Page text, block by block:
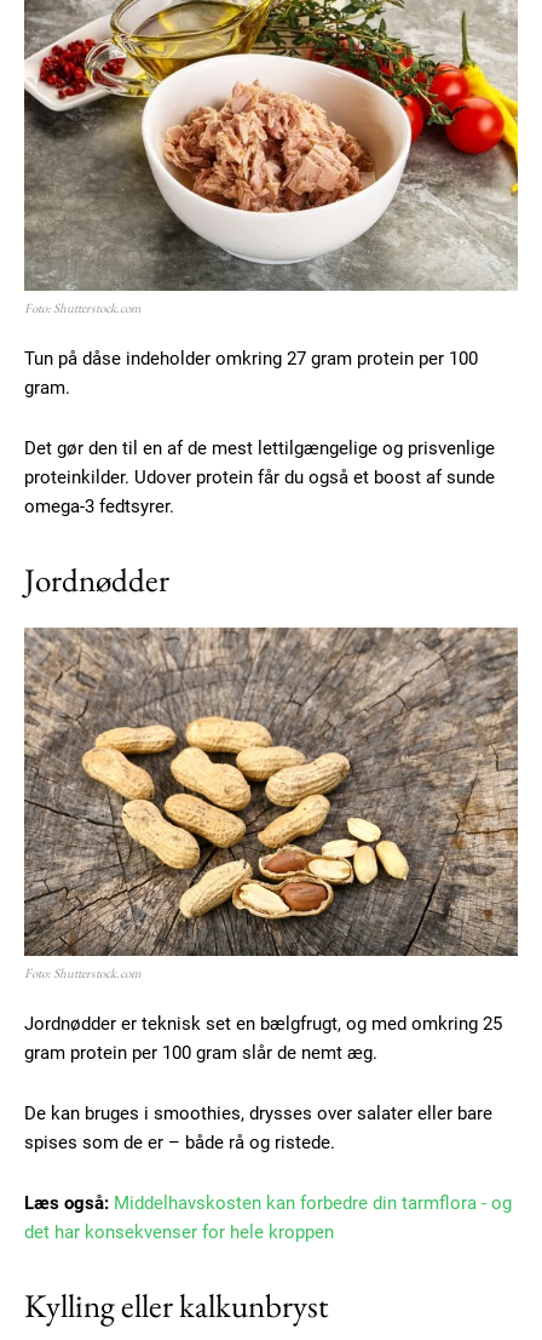
Foto: Shutterstock.com
Tun på dåse indeholder omkring 27 gram protein per 100
gram.
Det gør den til en af de mest lettilgængelige og prisvenlige
proteinkilder. Udover protein får du også et boost af sunde
omega-3 fedtsyrer.
Jordnødder
Foto: Shutterstock.com
Jordnødder er teknisk set en bælgfrugt, og med omkring 25
gram protein per 100 gram slår de nemt æg.
De kan bruges i smoothies, drysses over salater eller bare
spises som de er – både rå og ristede.
Læs også: Middelhavskosten kan forbedre din tarmflora - og
det har konsekvenser for hele kroppen
Kylling eller kalkunbryst